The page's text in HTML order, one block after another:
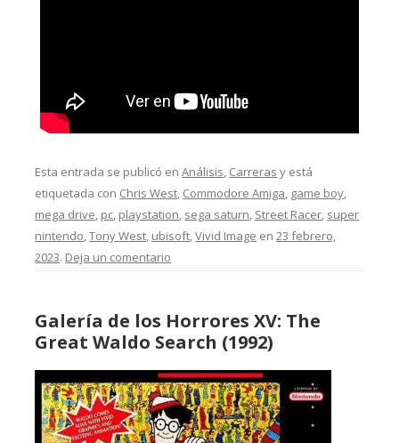
Esta entrada se publicó enAnálisis Carreras y está
etiquetada con Chris West Commodore Amiga game boy
mega drive pc playstation sega saturn Street Racer super
nintendo ,Tony West ubisoft ,Vivid Image en23 febrero,
2023. Deja un comentario
Galería de los Horrores XV: The
Great Waldo Search (1992)